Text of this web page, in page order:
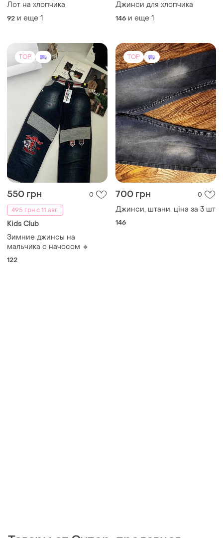
Лот на хлопчика
92 и еще 1
Джинси для хлопчика
146 и еще 1
TOP
550 грн
0
495 грн с 11 авг.
Kids Club
Зимние джинсы на
мальчика с начосом 🔹
122
TOP
700 грн 0
Джинси, штани. ціна за 3 шт
146